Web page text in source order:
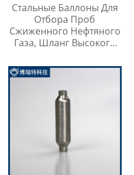
Стальные Баллоны Для
Отбора Проб
Сжиженного Нефтяного
Газа, Шланг Высокого
Метр